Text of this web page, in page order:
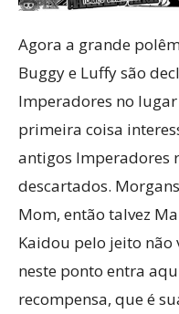
Agora a grande
Buggy e Luffy são
Imperadores no
primeira coisa
antigos Imperadores
descartados.
Mom, então talvez
Kaidou pelo jeito não
neste ponto entra
recompensa, que é